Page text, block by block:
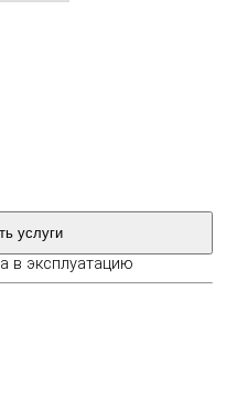
в эксплуатацию